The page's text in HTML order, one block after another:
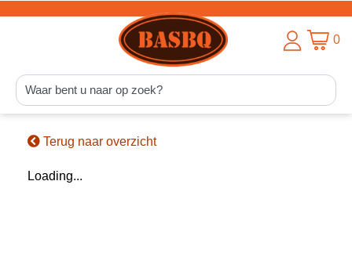
0
Terug naar overzicht
Loading...